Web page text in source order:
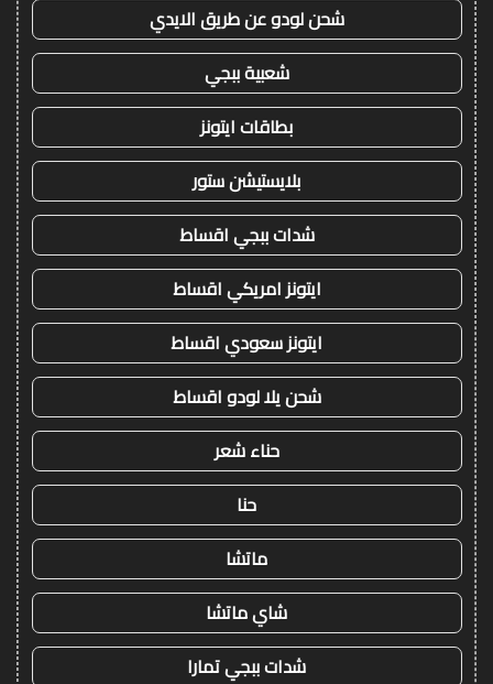
شحن لودو عن طريق الايدي
شعبية ببجي
بطاقات ايتونز
بلايستيشن ستور
شدات ببجي اقساط
ايتونز امريكي اقساط
ايتونز سعودي اقساط
شحن يلا لودو اقساط
حناء شعر
حنا
ماتشا
شاي ماتشا
شدات ببجي تمارا